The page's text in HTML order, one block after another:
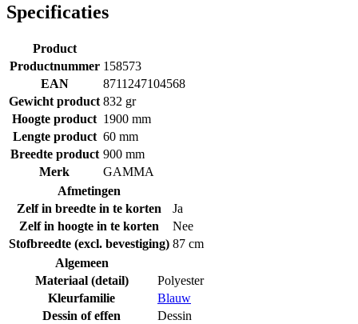
Specificaties
Product
Productnummer 158573
EAN
8711247104568
Gewicht product 832 gr
Hoogte product 1900 mm
Lengte product 60 mm
Breedte product 900 mm
Merk
GAMMA
Afmetingen
Zelf in breedte in te korten
Ja
Zelf in hoogte in te korten
Nee
Stofbreedte (excl. bevestiging) 87 cm
Algemeen
Materiaal (detail)
Polyester
Kleurfamilie
Blauw
Dessin of effen
Dessin